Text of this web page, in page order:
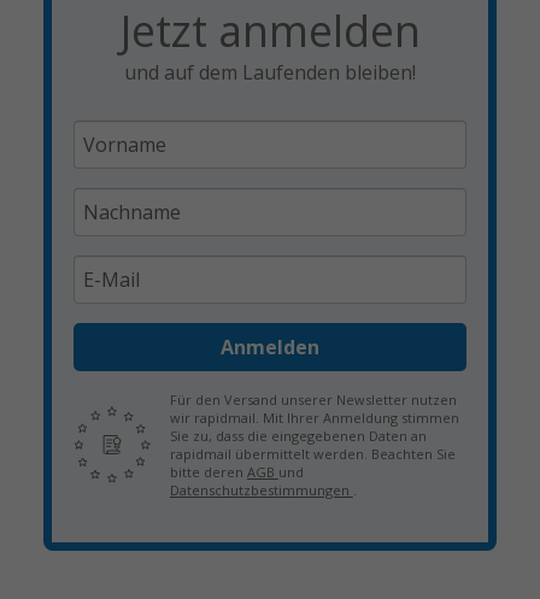
Jetzt anmelden
und auf dem Laufenden bleiben!
Anmelden
Für den Versand unserer Newsletter nutzen
wir rapidmail. Mit Ihrer Anmeldung stimmen
Sie zu, dass die eingegebenen Daten an
rapidmail übermittelt werden. Beachten Sie
bitte deren AGB und
Datenschutzbestimmungen .